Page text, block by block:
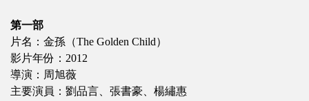
第一部
片名：金孫（The Golden Child）
影片年份：2012
導演：周旭薇
主要演員：劉品言、張書豪、楊繡惠